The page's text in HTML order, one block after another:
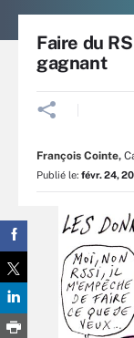
Faire du
gagnant
François Cointe,
Publié le: févr. 24,